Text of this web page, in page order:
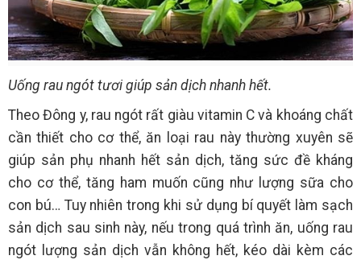
Uống rau ngót tươi giúp sản dịch nhanh hết.
Theo Đông y, rau ngót rất giàu vitamin C và khoáng chất
cần thiết cho cơ thể, ăn loại rau này thường xuyên sẽ
giúp sản phụ nhanh hết sản dịch, tăng sức đề kháng
cho cơ thể, tăng ham muốn cũng như lượng sữa cho
con bú… Tuy nhiên trong khi sử dụng bí quyết làm sạch
sản dịch sau sinh này, nếu trong quá trình ăn, uống rau
ngót lượng sản dịch vẫn không hết, kéo dài kèm các